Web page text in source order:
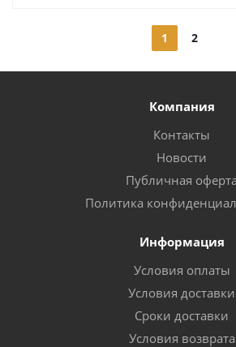
1 2
Компания
Контакты
Новости
Публичная оферта
Политика
Информация
Условия оплаты
Условия доставки
Сроки доставки
Условия возврата